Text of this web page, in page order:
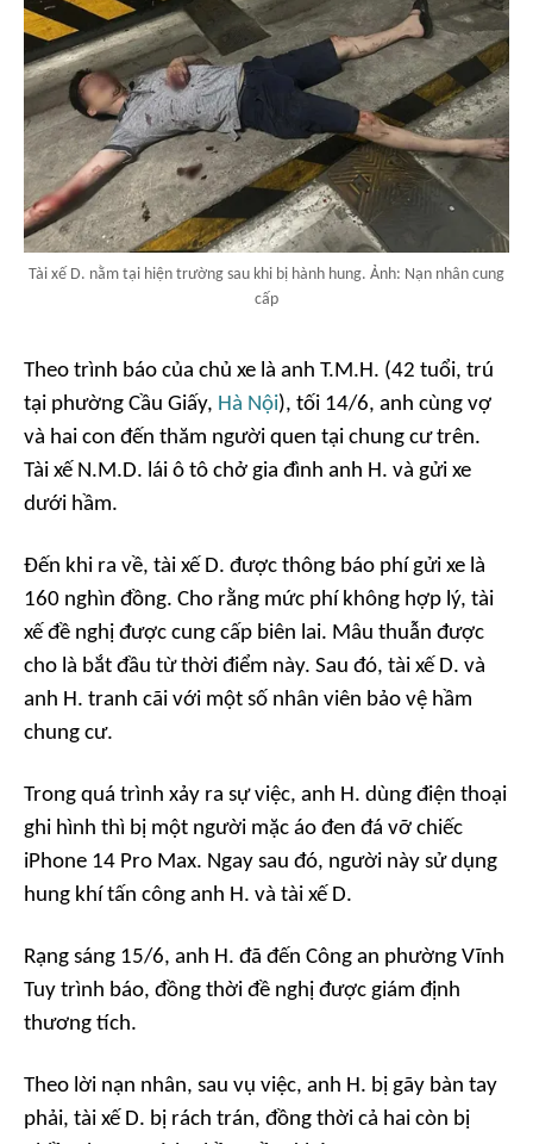
Tài xế D. nằm tại hiện trường sau khi bị hành hung. Ảnh: Nạn nhân cung
cấp
Theo trình báo của chủ xe là anh T.M.H. (42 tuổi, trú
tại phường Cầu Giấy, Hà Nội), tối 14/6, anh cùng vợ
và hai con đến thăm người quen tại chung cư trên.
Tài xế N.M.D. lái ô tô chở gia đình anh H. và gửi xe
dưới hầm.
Đến khi ra về, tài xế D. được thông báo phí gửi xe là
160 nghìn đồng. Cho rằng mức phí không hợp lý, tài
xế đề nghị được cung cấp biên lai. Mâu thuẫn được
cho là bắt đầu từ thời điểm này. Sau đó, tài xế D. và
anh H. tranh cãi với một số nhân viên bảo vệ hầm
chung cư.
Trong quá trình xảy ra sự việc, anh H. dùng điện thoại
ghi hình thì bị một người mặc áo đen đá vỡ chiếc
iPhone 14 Pro Max. Ngay sau đó, người này sử dụng
hung khí tấn công anh H. và tài xế D.
Rạng sáng 15/6, anh H. đã đến Công an phường Vĩnh
Tuy trình báo, đồng thời đề nghị được giám định
thương tích.
Theo lời nạn nhân, sau vụ việc, anh H. bị gãy bàn tay
phải, tài xế D. bị rách trán, đồng thời cả hai còn bị